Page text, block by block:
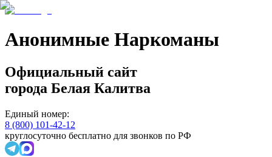
Анонимные Наркоманы
Официальный сайт
города Белая Калитва
Единый номер:
8 (800) 101-42-12
круглосуточно бесплатно для звонков по РФ